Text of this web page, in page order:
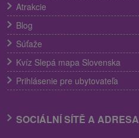
Atrakcie
Blog
Súťaže
Kvíz Slepá mapa Slovenska
Prihlásenie pre ubytovateľa
SOCIÁLNÍ SÍTĚ A ADRESA